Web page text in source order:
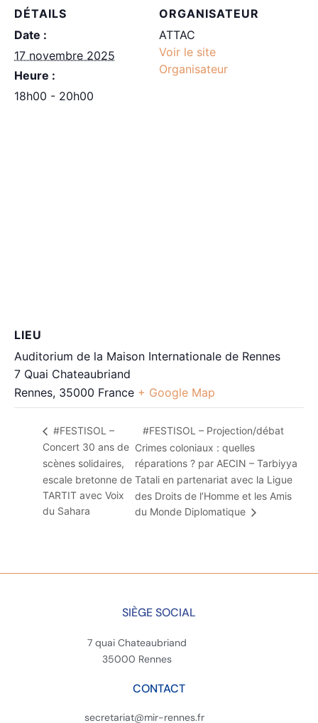
DÉTAILS
Date :
17 novembre 2025
Heure :
18h00 - 20h00
ORGANISATEUR
ATTAC
Voir le site
Organisateur
LIEU
Auditorium de la Maison Internationale de Rennes
7 Quai Chateaubriand
Rennes, 35000 France + Google Map
#FESTISOL –
Concert 30 ans de
scènes solidaires,
escale bretonne de
TARTIT avec Voix
du Sahara
#FESTISOL – Projection/débat
Crimes coloniaux : quelles
réparations ? par AECIN – Tarbiyya
Tatali en partenariat avec la Ligue
des Droits de l’Homme et les Amis
du Monde Diplomatique
SIÈGE SOCIAL
7 quai Chateaubriand
35000 Rennes
CONTACT
secretariat@mir-rennes.fr